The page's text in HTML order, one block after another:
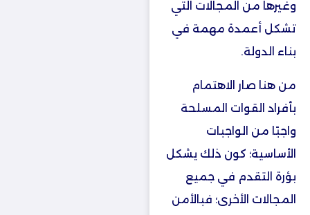
وغيرها من المجالات التي
تشكل أعمدة مهمة في
بناء الدولة.
من هنا صار الاهتمام
بأفراد القوات المسلحة
واجبًا من الواجبات
الأساسية؛ كون ذلك يشكل
بؤرة التقدم في جميع
المجالات الأخرى؛ فبالأمن